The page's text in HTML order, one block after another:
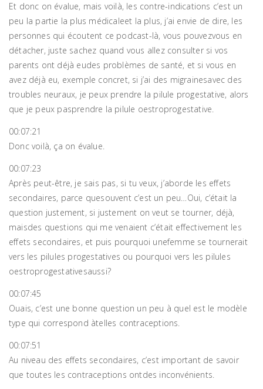
Et donc on évalue, mais voilà, les contre-indications c’est un
peu la partie la plus médicaleet la plus, j’ai envie de dire, les
personnes qui écoutent ce podcast-là, vous pouvezvous en
détacher, juste sachez quand vous allez consulter si vos
parents ont déjà eudes problèmes de santé, et si vous en
avez déjà eu, exemple concret, si j’ai des migrainesavec des
troubles neuraux, je peux prendre la pilule progestative, alors
que je peux pasprendre la pilule oestroprogestative.
00:07:21
Donc voilà, ça on évalue.
00:07:23
Après peut-être, je sais pas, si tu veux, j’aborde les effets
secondaires, parce quesouvent c’est un peu…Oui, c’était la
question justement, si justement on veut se tourner, déjà,
maisdes questions qui me venaient c’était effectivement les
effets secondaires, et puis pourquoi unefemme se tournerait
vers les pilules progestatives ou pourquoi vers les pilules
oestroprogestativesaussi?
00:07:45
Ouais, c’est une bonne question un peu à quel est le modèle
type qui correspond àtelles contraceptions.
00:07:51
Au niveau des effets secondaires, c’est important de savoir
que toutes les contraceptions ontdes inconvénients.